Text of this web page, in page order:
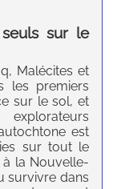
sur le
Malécites et
les premiers
sur le sol, et
est
sur tout le
à la Nouvelle-
survivre dans